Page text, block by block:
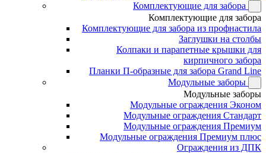
Комплектующие для забора
Комплектующие для забора
Комплектующие для забора из профнастила
Заглушки на столбы
Колпаки и парапетные крышки для
кирпичного забора
Планки П-образные для забора Grand Line
Модульные заборы
Модульные заборы
Модульные ограждения Эконом
Модульные ограждения Стандарт
Модульные ограждения Премиум
Модульные ограждения Премиум плюс
Ограждения из ДПК